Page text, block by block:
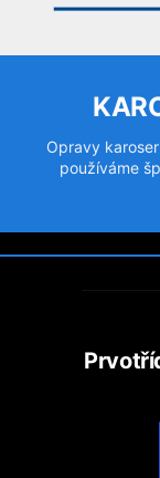
Opravy
používáme